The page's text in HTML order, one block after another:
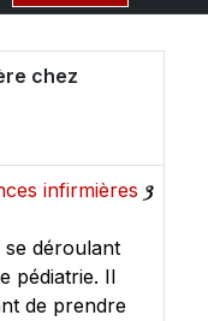
chez
infirmières 3
se déroulant
pédiatrie. Il
de prendre